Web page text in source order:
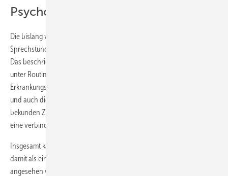
Psychosomatischen Sprechstunde
Die bislang vorliegenden Erfahrungen mit der Psychosomatischen
Sprechstunde sind auf Seiten der Nutzer ausgesprochen ermutigend.
Das beschriebene Modell ist ebenso effektiv wie die Regelversorgung
unter Routinebedingungen (Balint et al. 2018). Betroffene werden im
Erkrankungsverlauf deutlich früher erreicht (Rothermund et al. 2017),
und auch die eingebundenen Werksärzte bzw. Sozialberater
bekunden Zufriedenheit, können sie doch mit der Sprechstunde auf
eine verbindliche Struktur der Versorgung verweisen.
Insgesamt kann die Psychosomatische Sprechstunde im Betrieb
damit als ein vielversprechender Baustein im Netz der Versorgung
angesehen werden, durch den Versorgungslücken und -brüche